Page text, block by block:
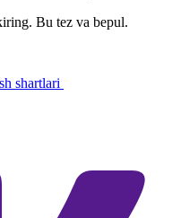
Bu tez va bepul.
shartlari